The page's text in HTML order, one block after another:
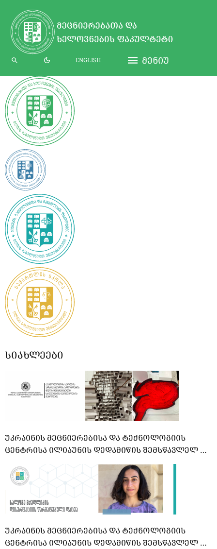
ENGLISH ᲛᲔᲜᲘᲣ
სიახლეები
ᲣᲙᲠᲐᲘᲜᲘᲡ ᲛᲔᲪᲜᲘᲔᲠᲔᲑᲘᲡᲐ ᲓᲐ ᲢᲔᲥᲜᲝᲚᲝᲒᲘᲘᲡ
ᲪᲔᲜᲢᲠᲘᲡᲐ ᲘᲚᲘᲐᲣᲜᲘᲡ ᲓᲔᲓᲐᲛᲘᲬᲘᲡ შემსწავლელ …
ᲣᲙᲠᲐᲘᲜᲘᲡ ᲛᲔᲪᲜᲘᲔᲠᲔᲑᲘᲡᲐ ᲓᲐ ᲢᲔᲥᲜᲝᲚᲝᲒᲘᲘᲡ
ᲪᲔᲜᲢᲠᲘᲡᲐ ᲘᲚᲘᲐᲣᲜᲘᲡ ᲓᲔᲓᲐᲛᲘᲬᲘᲡ შემსწავლელ …